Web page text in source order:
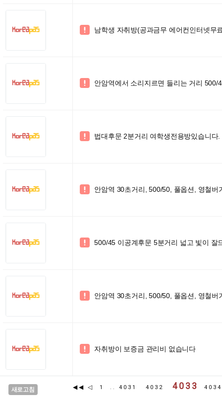
 남학생 자취방(공과금무 에어컨인터넷무
 안암역에서 소리지르면 들리는 거리 500/
 법대후문 2분거리 여학생전용방있습니다.
 안암역 30초거리, 500/50, 풀옵션, 영철버
 500/45 이공계후문 5분거리 넓고 빛이 잘
 안암역 30초거리, 500/50, 풀옵션, 영철버
 자취방이 보증금 관리비 없습니다
새로고침 ◀◀ ◁ 1 .. 4031 4032 4033